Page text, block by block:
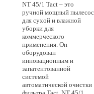
NT 45/1 Tact – это
ручной мощный пылесос
для сухой и влажной
уборки для
коммерческого
применения. Он
оборудован
инновационным и
запатентованной
системой
автоматической очистки